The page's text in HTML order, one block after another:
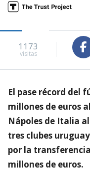
1173
visitas
El pase récord del
millones de euros
Nápoles de Italia
tres clubes
por la
millones de euros.